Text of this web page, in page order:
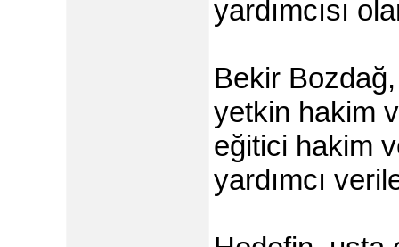
yardımcısı
Bekir
yetkin hakim
eğitici hakim
yardımcı